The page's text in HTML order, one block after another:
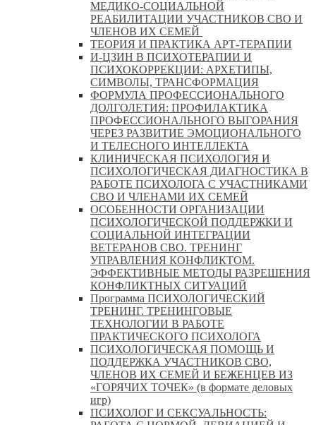
МЕДИКО-СОЦИАЛЬНОЙ
РЕАБИЛИТАЦИИ УЧАСТНИКОВ СВО И
ЧЛЕНОВ ИХ СЕМЕЙ
ТЕОРИЯ И ПРАКТИКА АРТ-ТЕРАПИИ
И-ЦЗИН В ПСИХОТЕРАПИИ И
ПСИХОКОРРЕКЦИИ: АРХЕТИПЫ,
СИМВОЛЫ, ТРАНСФОРМАЦИЯ
ФОРМУЛА ПРОФЕССИОНАЛЬНОГО
ДОЛГОЛЕТИЯ: ПРОФИЛАКТИКА
ПРОФЕССИОНАЛЬНОГО ВЫГОРАНИЯ
ЧЕРЕЗ РАЗВИТИЕ ЭМОЦИОНАЛЬНОГО
И ТЕЛЕСНОГО ИНТЕЛЛЕКТА
КЛИНИЧЕСКАЯ ПСИХОЛОГИЯ И
ПСИХОЛОГИЧЕСКАЯ ДИАГНОСТИКА В
РАБОТЕ ПСИХОЛОГА С УЧАСТНИКАМИ
СВО И ЧЛЕНАМИ ИХ СЕМЕЙ
ОСОБЕННОСТИ ОРГАНИЗАЦИИ
ПСИХОЛОГИЧЕСКОЙ ПОДДЕРЖКИ И
СОЦИАЛЬНОЙ ИНТЕГРАЦИИ
ВЕТЕРАНОВ СВО. ТРЕНИНГ
УПРАВЛЕНИЯ КОНФЛИКТОМ.
ЭФФЕКТИВНЫЕ МЕТОДЫ РАЗРЕШЕНИЯ
КОНФЛИКТНЫХ СИТУАЦИЙ
Программа ПСИХОЛОГИЧЕСКИЙ
ТРЕНИНГ. ТРЕНИНГОВЫЕ
ТЕХНОЛОГИИ В РАБОТЕ
ПРАКТИЧЕСКОГО ПСИХОЛОГА
ПСИХОЛОГИЧЕСКАЯ ПОМОЩЬ И
ПОДДЕРЖКА УЧАСТНИКОВ СВО,
ЧЛЕНОВ ИХ СЕМЕЙ И БЕЖЕНЦЕВ ИЗ
«ГОРЯЧИХ ТОЧЕК» (в формате деловых
игр)
ПСИХОЛОГ И СЕКСУАЛЬНОСТЬ: